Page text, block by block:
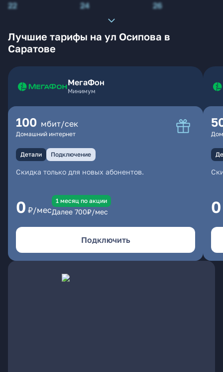
22
24 26
Лучшие тарифы на ул Осипова в
Саратове
МегаФон
Минимум
100 мбит/сек
Домашний интернет
Детали Подключение
Скидка только для новых абонентов.
0 ₽/мес
1 месяц по акции
Далее 700₽/мес
Подключить
0